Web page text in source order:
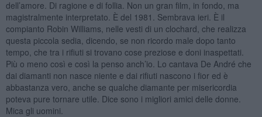
dell’amore. Di ragione e di follia. Non un gran film, in fondo, ma
magistralmente interpretato. È del 1981. Sembrava ieri. È il
compianto Robin Williams, nelle vesti di un clochard, che realizza
questa piccola sedia, dicendo, se non ricordo male dopo tanto
tempo, che tra i rifiuti si trovano cose preziose e doni inaspettati.
Più o meno così e così la penso anch’io. Lo cantava De André che
dai diamanti non nasce niente e dai rifiuti nascono i fior ed è
abbastanza vero, anche se qualche diamante per misericordia
poteva pure tornare utile. Dice sono i migliori amici delle donne.
Mica gli uomini.